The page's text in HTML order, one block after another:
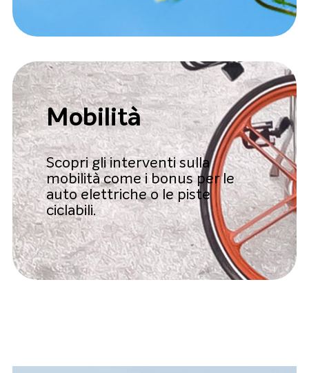
Mobilità
Scopri gli interventi sulla
mobilità come i bonus per le
auto elettriche o le piste
ciclabili.